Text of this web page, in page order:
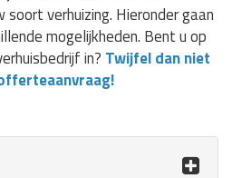
verhuizing. Hieronder gaan
mogelijkheden. Bent u op
in? Twijfel dan niet